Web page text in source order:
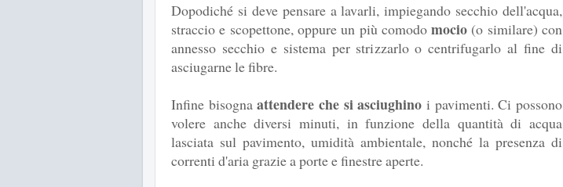
Dopodiché si deve pensare a lavarli, impiegando secchio dell'acqua,
straccio e scopettone, oppure un più comodomocio (o similare) con
annesso secchio e sistema per strizzarlo o centrifugarlo al fine di
asciugarne le fibre.
Infine bisognaattendere che si asciughino i pavimenti. Ci possono
volere anche diversi minuti, in funzione della quantità di acqua
lasciata sul pavimento, umidità ambientale, nonché la presenza di
correnti d'aria grazie a porte e finestre aperte.